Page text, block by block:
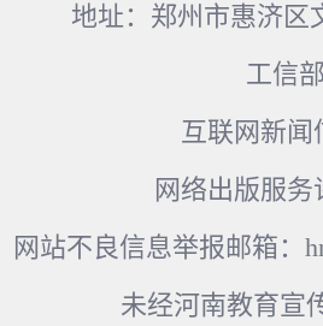
地址：郑州市惠济区
工信
互联网新闻
网络出版服
网站不良信息举报邮箱：
未经河南教育宣